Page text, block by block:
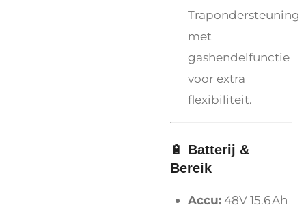
Trapondersteuning
met
gashendelfunctie
voor extra
flexibiliteit.
🔋 Batterij &
Bereik
Accu:48V 15.6 Ah